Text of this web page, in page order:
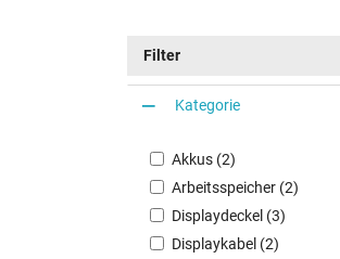
Filter
Kategorie
Akkus (2)
Arbeitsspeicher (2)
Displaydeckel (3)
Displaykabel (2)